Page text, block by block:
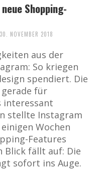
Shopping-
30. NOVEMBER 2018
aus der
So kriegen
spendiert. Die
für
interessant
stellte Instagram
Wochen
Features
fällt auf: Die
sofort ins Auge.